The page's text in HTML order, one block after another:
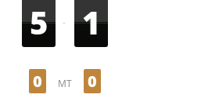
5 - 1
0 MT 0